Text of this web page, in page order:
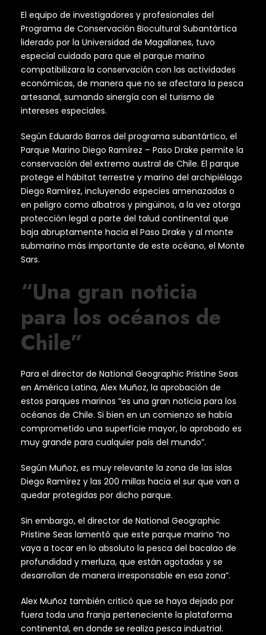
El equipo de investigadores y profesionales del
Programa de Conservación Biocultural Subantártica
liderado por la Universidad de Magallanes, tuvo
especial cuidado para que el parque marino
compatibilizara la conservación con las actividades
económicas, de manera que no se afectara la pesca
artesanal, sumando sinergía con el turismo de
intereses especiales.
Según Eduardo Barros del programa subantártico, el
Parque Marino Diego Ramírez – Paso Drake permite la
conservación del extremo austral de Chile. El parque
protege el hábitat terrestre y marino del archipiélago
Diego Ramírez, incluyendo especies amenazadas o
en peligro como albatros y pingüinos, a la vez otorga
protección legal a parte del talud continental que
baja abruptamente hacia el Paso Drake y al monte
submarino más importante de este océano, el Monte
Sars.
“Una gran noticia
para los océanos de
Chile”
Para el director de National Geographic Pristine Seas
en América Latina, Alex Muñoz, la aprobación de
estos parques marinos “es una gran noticia para los
océanos de Chile. Si bien en un comienzo se había
comprometido una superficie mayor, lo aprobado es
muy grande para cualquier país del mundo”.
Según Muñoz, es muy relevante la zona de las islas
Diego Ramírez y las 200 millas hacia el sur que van a
quedar protegidas por dicho parque.
Sin embargo, el director de National Geographic
Pristine Seas lamentó que este parque marino “no
vaya a tocar en lo absoluto la pesca del bacalao de
profundidad y merluza, que están agotadas y se
desarrollan de manera irresponsable en esa zona”.
Alex Muñoz también criticó que se haya dejado por
fuera toda una franja perteneciente la plataforma
continental, en donde se realiza pesca industrial.